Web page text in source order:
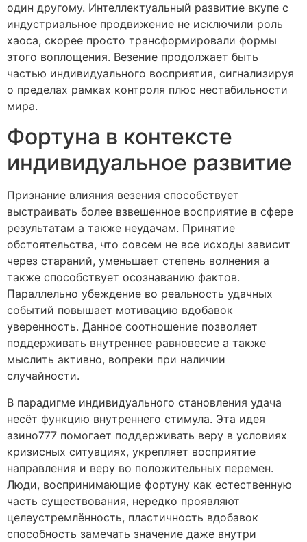
один другому. Интеллектуальный развитие вкупе с
индустриальное продвижение не исключили роль
хаоса, скорее просто трансформировали формы
этого воплощения. Везение продолжает быть
частью индивидуального восприятия, сигнализируя
о пределах рамках контроля плюс нестабильности
мира.
Фортуна в контексте
индивидуальное развитие
Признание влияния везения способствует
выстраивать более взвешенное восприятие в сфере
результатам а также неудачам. Принятие
обстоятельства, что совсем не все исходы зависит
через стараний, уменьшает степень волнения а
также способствует осознаванию фактов.
Параллельно убеждение во реальность удачных
событий повышает мотивацию вдобавок
уверенность. Данное соотношение позволяет
поддерживать внутреннее равновесие а также
мыслить активно, вопреки при наличии
случайности.
В парадигме индивидуального становления удача
несёт функцию внутреннего стимула. Эта идея
азино777 помогает поддерживать веру в условиях
кризисных ситуациях, укрепляет восприятие
направления и веру во положительных перемен.
Люди, воспринимающие фортуну как естественную
часть существования, нередко проявляют
целеустремлённость, пластичность вдобавок
способность замечать значение даже внутри